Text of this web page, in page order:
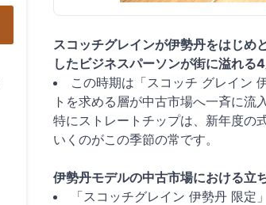
スコッチグレインが伊勢丹をはじめ
したビジネスパーソンが街に溢れる
この時期は「スコッチ グレイン
トを求める層が中古市場へ一斉に流
特にストレートチップは、新年度の
いくのがこの季節の常です。
伊勢丹モデルの中古市場における立
「スコッチグレイン 伊勢丹 限